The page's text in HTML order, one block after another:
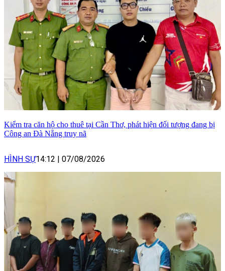
Kiểm tra căn hộ cho thuê tại Cần Thơ, phát hiện đối tượng đang bị
Công an Đà Nẵng truy nã
HÌNH SỰ14:12 | 07/08/2026